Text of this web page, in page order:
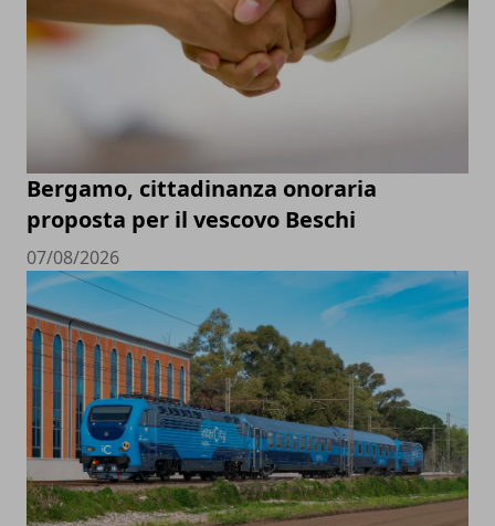
Bergamo, cittadinanza onoraria
proposta per il vescovo Beschi
07/08/2026